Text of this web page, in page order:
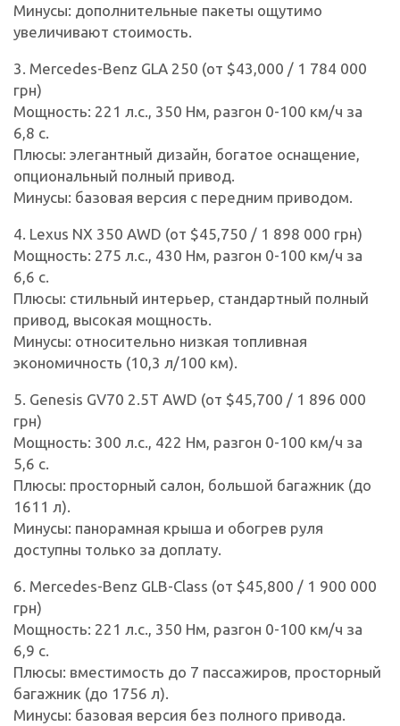
Минусы: дополнительные пакеты ощутимо
увеличивают стоимость.
3. Mercedes-Benz GLA 250 (от $43,000 / 1 784 000
грн)
Мощность: 221 л.с., 350 Нм, разгон 0-100 км/ч за
6,8 с.
Плюсы: элегантный дизайн, богатое оснащение,
опциональный полный привод.
Минусы: базовая версия с передним приводом.
4. Lexus NX 350 AWD (от $45,750 / 1 898 000 грн)
Мощность: 275 л.с., 430 Нм, разгон 0-100 км/ч за
6,6 с.
Плюсы: стильный интерьер, стандартный полный
привод, высокая мощность.
Минусы: относительно низкая топливная
экономичность (10,3 л/100 км).
5. Genesis GV70 2.5T AWD (от $45,700 / 1 896 000
грн)
Мощность: 300 л.с., 422 Нм, разгон 0-100 км/ч за
5,6 с.
Плюсы: просторный салон, большой багажник (до
1611 л).
Минусы: панорамная крыша и обогрев руля
доступны только за доплату.
6. Mercedes-Benz GLB-Class (от $45,800 / 1 900 000
грн)
Мощность: 221 л.с., 350 Нм, разгон 0-100 км/ч за
6,9 с.
Плюсы: вместимость до 7 пассажиров, просторный
багажник (до 1756 л).
Минусы: базовая версия без полного привода.